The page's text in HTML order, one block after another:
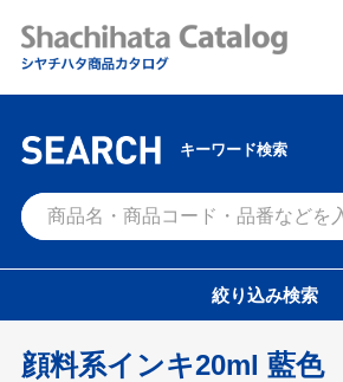
キーワード検索
絞り込み検索
顔料系インキ20ml 藍色